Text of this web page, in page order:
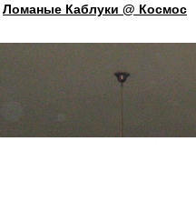
Ломаные Каблуки @ Космос